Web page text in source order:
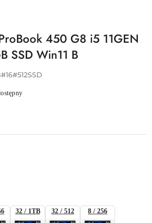
450 G8 i5 11GEN
SSD Win11 B
32 / 1TB 32 / 512 8 / 256